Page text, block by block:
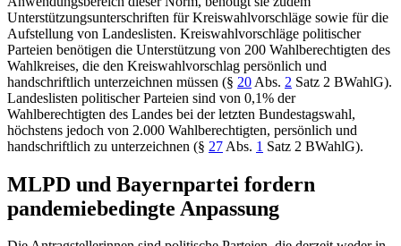
Unterstützungsunterschriften für Kreiswahlvorschläge sowie für die
Aufstellung von Landeslisten. Kreiswahlvorschläge politischer
Parteien benötigen die Unterstützung von 200 Wahlberechtigten des
Wahlkreises, die den Kreiswahlvorschlag persönlich und
handschriftlich unterzeichnen müssen (§ 20 Abs. 2 Satz 2 BWahlG).
Landeslisten politischer Parteien sind von 0,1% der
Wahlberechtigten des Landes bei der letzten Bundestagswahl,
höchstens jedoch von 2.000 Wahlberechtigten, persönlich und
handschriftlich zu unterzeichnen (§ 27 Abs. 1 Satz 2 BWahlG).
MLPD und Bayernpartei fordern
pandemiebedingte Anpassung